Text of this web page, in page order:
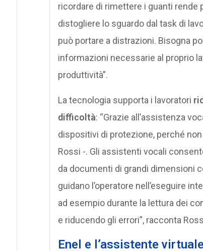
ricordare di rimettere i guanti
distogliere lo sguardo dal task di
può portare a distrazioni. Bisogna
informazioni necessarie al proprio
produttività”.
La tecnologia supporta i lavoratori
difficoltà: “Grazie all’assistenza
dispositivi di protezione, perché
Rossi -. Gli assistenti vocali
da documenti di grandi dimensioni
guidano l’operatore nell’eseguire
ad esempio durante la lettura dei
e riducendo gli errori”, racconta
Enel e l’assistente